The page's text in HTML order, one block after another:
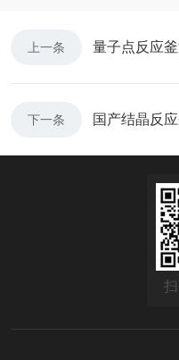
上一条
下一条